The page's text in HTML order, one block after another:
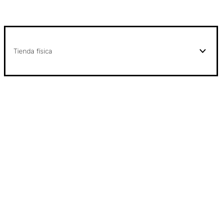
Tienda física